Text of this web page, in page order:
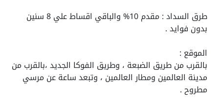
طرق السداد : مقدم 10% والباقي اقساط علي 8 سنين
بدون فوايد .
الموقع :
بالقرب من طريق الضبعة ، وطريق الفوكا الجديد ،بالقرب من
مدينة العالمين ومطار العالمين ، وتبعد ساعة عن مرسي
مطروح .